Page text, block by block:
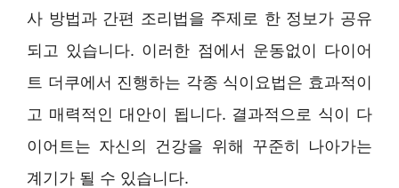
사 방법과 간편 조리법을 주제로 한 정보가 공유
되고 있습니다. 이러한 점에서 운동없이 다이어
트 더쿠에서 진행하는 각종 식이요법은 효과적이
고 매력적인 대안이 됩니다. 결과적으로 식이 다
이어트는 자신의 건강을 위해 꾸준히 나아가는
계기가 될 수 있습니다.